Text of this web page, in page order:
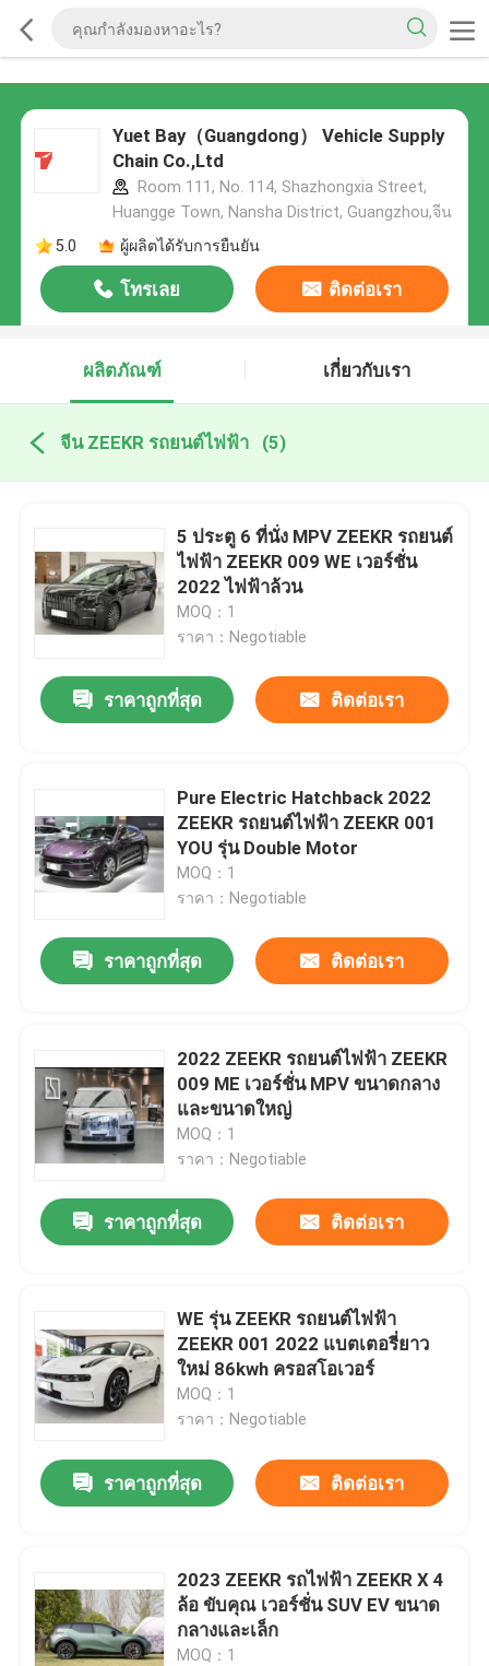
Yuet Bay（Guangdong） Vehicle Supply
Chain Co.,Ltd
Room 111, No. 114, Shazhongxia Street,
Huangge Town, Nansha District, Guangzhou,จีน
5.0
ผู้ผลิตได้รับการยืนยัน
โทรเลย ติดต่อเรา
ผลิตภัณฑ์ เกี่ยวกับเรา
จีน ZEEKR รถยนต์ไฟฟ้า (5)
5 ประตู 6 ที่นั่ง MPV ZEEKR รถยนต์
ไฟฟ้า ZEEKR 009 WE เวอร์ชั่น
2022 ไฟฟ้าล้วน
MOQ：1
ราคา：Negotiable
ราคาถูกที่สุด ติดต่อเรา
Pure Electric Hatchback 2022
ZEEKR รถยนต์ไฟฟ้า ZEEKR 001
YOU รุ่น Double Motor
MOQ：1
ราคา：Negotiable
ราคาถูกที่สุด ติดต่อเรา
2022 ZEEKR รถยนต์ไฟฟ้า ZEEKR
009 ME เวอร์ชั่น MPV ขนาดกลาง
และขนาดใหญ่
MOQ：1
ราคา：Negotiable
ราคาถูกที่สุด ติดต่อเรา
WE รุ่น ZEEKR รถยนต์ไฟฟ้า
ZEEKR 001 2022 แบตเตอรี่ยาว
ใหม่ 86kwh ครอสโอเวอร์
MOQ：1
ราคา：Negotiable
ราคาถูกที่สุด ติดต่อเรา
2023 ZEEKR รถไฟฟ้า ZEEKR X 4
ล้อ ขับคุณ เวอร์ชั่น SUV EV ขนาด
กลางและเล็ก
MOQ：1